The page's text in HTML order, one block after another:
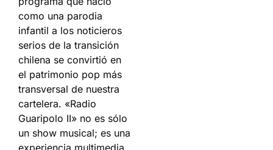
como una parodia
infantil a los noticieros
serios de la transición
chilena se convirtió en
el patrimonio pop más
transversal de nuestra
cartelera. «Radio
Guaripolo II» no es sólo
un show musical; es una
experiencia multimedia